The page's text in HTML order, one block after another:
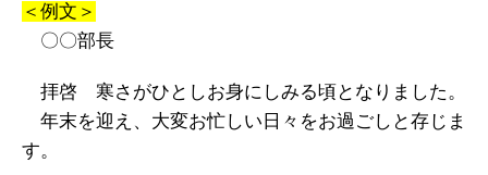
＜例文＞
〇〇部長
拝啓 寒さがひとしお身にしみる頃となりました。
年末を迎え、大変お忙しい日々をお過ごしと存じま
す。